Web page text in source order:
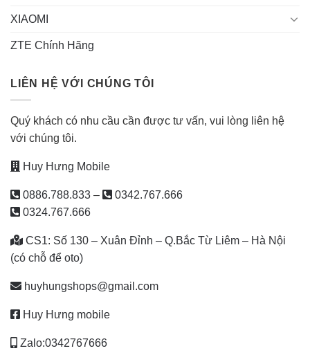
XIAOMI
ZTE Chính Hãng
LIÊN HỆ VỚI CHÚNG TÔI
Quý khách có nhu cầu cần được tư vấn, vui lòng liên hệ
với chúng tôi.
Huy Hưng Mobile
0886.788.833 –
0342.767.666
0324.767.666
CS1: Số 130 – Xuân Đỉnh – Q.Bắc Từ Liêm – Hà Nội
(có chỗ để oto)
huyhungshops@gmail.com
Huy Hưng mobile
Zalo:0342767666